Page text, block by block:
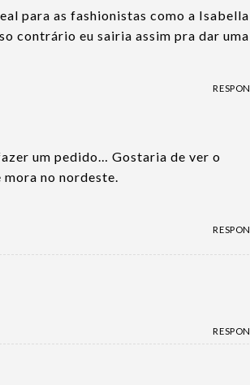
para as fashionistas como a
contrário eu sairia assim pra dar uma
um pedido… Gostaria de ver o
mora no nordeste.